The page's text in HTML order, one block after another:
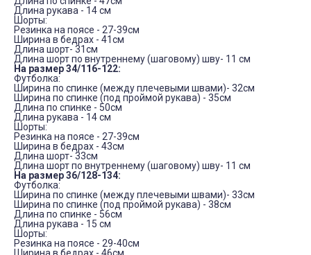
Длина рукава - 14 см
Шорты:
Резинка на поясе - 27-39см
Ширина в бедрах - 41см
Длина шорт- 31см
Длина шорт по внутреннему (шаговому) шву- 11 см
На размер 34/116-122:
Футболка:
Ширина по спинке (между плечевыми швами)- 32см
Ширина по спинке (под проймой рукава) - 35см
Длина по спинке - 50см
Длина рукава - 14 см
Шорты:
Резинка на поясе - 27-39см
Ширина в бедрах - 43см
Длина шорт- 33см
Длина шорт по внутреннему (шаговому) шву- 11 см
На размер 36/128-134:
Футболка:
Ширина по спинке (между плечевыми швами)- 33см
Ширина по спинке (под проймой рукава) - 38см
Длина по спинке - 56см
Длина рукава - 15 см
Шорты:
Резинка на поясе - 29-40см